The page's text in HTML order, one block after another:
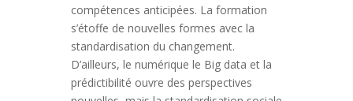
compétences anticipées. La formation
s’étoffe de nouvelles formes avec la
standardisation du changement.
D’ailleurs, le numérique le Big data et la
prédictibilité ouvre des perspectives